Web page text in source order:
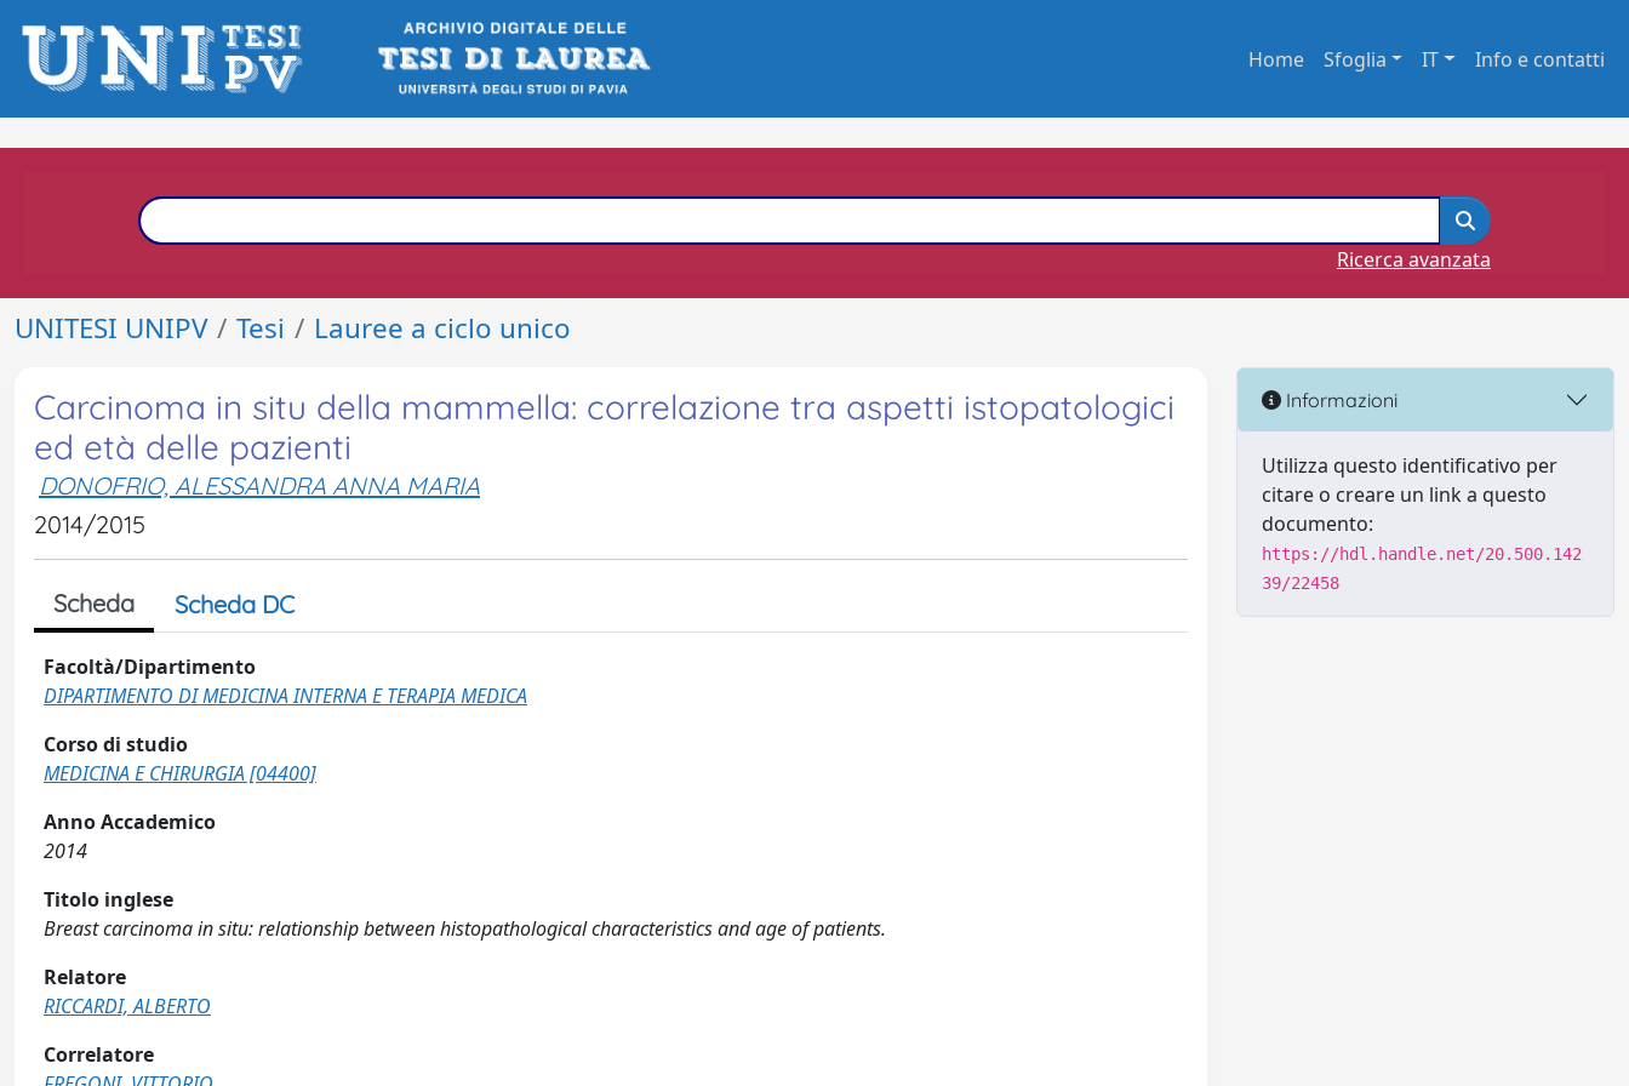
Home Sfoglia IT Info e contatti
Ricerca avanzata
UNITESI UNIPV Tesi Lauree a ciclo unico
Carcinoma in situ della mammella: correlazione tra aspetti istopatologici
ed età delle pazienti
DONOFRIO, ALESSANDRA ANNA MARIA
2014/2015
Scheda Scheda DC
Facoltà/Dipartimento
DIPARTIMENTO DI MEDICINA INTERNA E TERAPIA MEDICA
Corso di studio
MEDICINA E CHIRURGIA [04400]
Anno Accademico
2014
Titolo inglese
Breast carcinoma in situ: relationship between histopathological characteristics and age of patients.
Relatore
RICCARDI, ALBERTO
Correlatore
Informazioni
Utilizza questo identificativo per
citare o creare un link a questo
documento:
https://hdl.handle.net/20.500.142
39/22458